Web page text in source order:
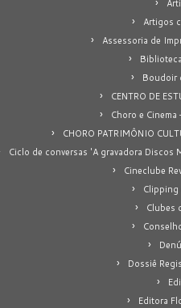
Artigos
Assessoria de
Boudoir
CENTRO DE
Choro e Cinema
CHORO PATRIMÔNIO
Ciclo de conversas 'A gravadora Discos
Cineclube
Clipping
Clubes
Dossiê
Editora